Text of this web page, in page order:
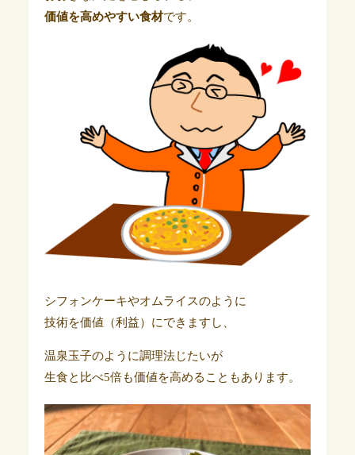
価値を高めやすい食材です。
シフォンケーキやオムライスのように
技術を価値（利益）にできますし、
温泉玉子のように調理法じたいが
生食と比べ5倍も価値を高めることもあります。